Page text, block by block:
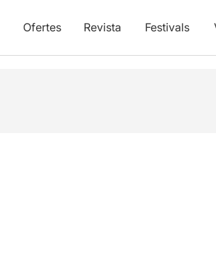
Ofertes Revista Festivals